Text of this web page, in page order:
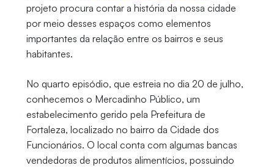
projeto procura contar a história da nossa cidade
por meio desses espaços como elementos
importantes da relação entre os bairros e seus
habitantes.
No quarto episódio, que estreia no dia 20 de julho,
conhecemos o Mercadinho Público, um
estabelecimento gerido pela Prefeitura de
Fortaleza, localizado no bairro da Cidade dos
Funcionários. O local conta com algumas bancas
vendedoras de produtos alimentícios, possuindo